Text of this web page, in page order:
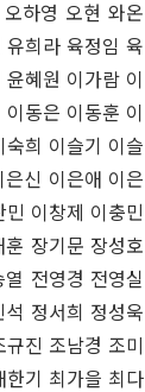
하영 오현 와온
희라 육정임 육
혜원 이가람 이
동은 이동훈 이
희 이슬기 이슬
신 이은애 이은
이창제 이충민
장기문 장성호
전영경 전영실
정서희 정성욱
진 조남경 조미
기 최가을 최다